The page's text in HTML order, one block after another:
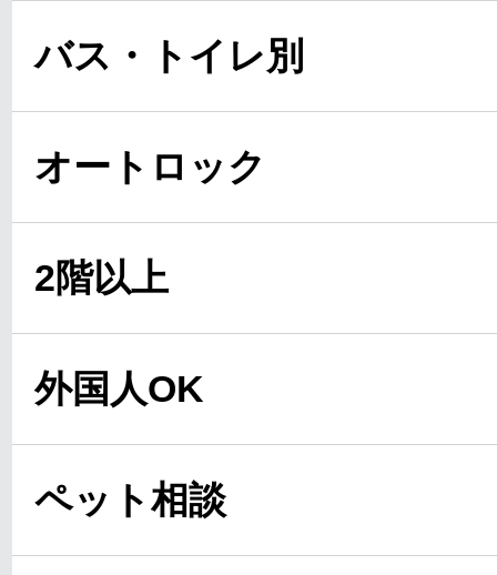
バス・トイレ別
オートロック
2階以上
外国人OK
ペット相談